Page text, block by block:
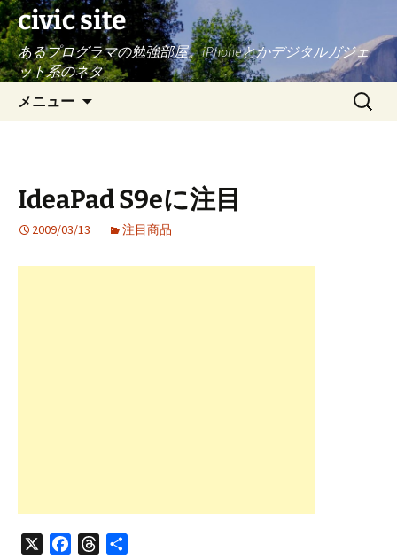
civic site
あるプログラマの勉強部屋。iPhoneとかデジタルガジェ
ット系のネタ
メニュー
へ
ッ
検
索:
IdeaPad S9eに注目
2009/03/13 注目商品